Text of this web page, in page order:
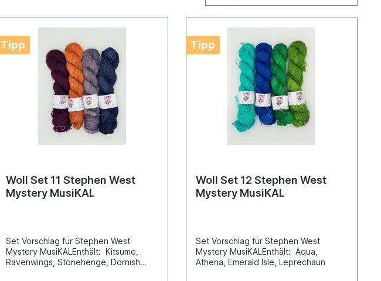
Tipp
Woll Set 11 Stephen West
Mystery MusiKAL
Set Vorschlag für Stephen West
Mystery MusiKALEnthält: Kitsume,
Ravenwings, Stonehenge, Dornish
Tipp
Woll Set 12 Stephen West
Mystery MusiKAL
Set Vorschlag für Stephen West
Mystery MusiKALEnthält: Aqua,
Athena, Emerald Isle, Leprechaun